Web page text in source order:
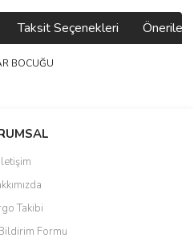
Taksit Seçenekleri
BOCUĞU
siz yapın!
görüntülenemiyor.
bulunuyor.
İletişim
Takibi
Formu